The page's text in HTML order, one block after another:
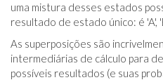
uma mistura desses estados
resultado de estado único: é 'A',
As superposições são
intermediárias de cálculo para
possíveis resultados (e suas